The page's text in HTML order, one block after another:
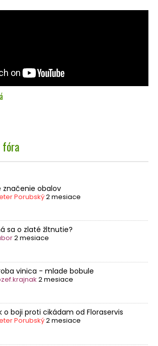
fóra
značenie obalov
Porubský2 mesiace
sa o zlaté žltnutie?
2 mesiace
vinica - mlade bobule
2 mesiace
o boji proti cikádam od Floraservis
Porubský2 mesiace